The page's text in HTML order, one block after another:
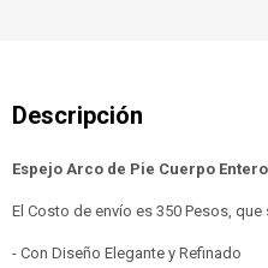
Espejo Arco de Pie Cuerpo Entero
El Costo de envío es 350 Pesos,
- Con Diseño Elegante y Refinado